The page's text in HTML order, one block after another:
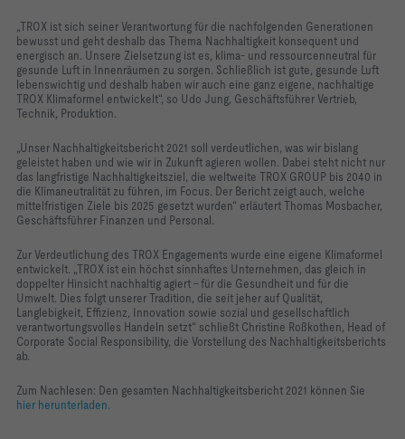
„TROX ist sich seiner Verantwortung für die nachfolgenden Generationen
bewusst und geht deshalb das Thema Nachhaltigkeit konsequent und
energisch an. Unsere Zielsetzung ist es, klima- und ressourcenneutral für
gesunde Luft in Innenräumen zu sorgen. Schließlich ist gute, gesunde Luft
lebenswichtig und deshalb haben wir auch eine ganz eigene, nachhaltige
TROX Klimaformel entwickelt“, so Udo Jung, Geschäftsführer Vertrieb,
Technik, Produktion.
„Unser Nachhaltigkeitsbericht 2021 soll verdeutlichen, was wir bislang
geleistet haben und wie wir in Zukunft agieren wollen. Dabei steht nicht nur
das langfristige Nachhaltigkeitsziel, die weltweite TROX GROUP bis 2040 in
die Klimaneutralität zu führen, im Focus. Der Bericht zeigt auch, welche
mittelfristigen Ziele bis 2025 gesetzt wurden“ erläutert Thomas Mosbacher,
Geschäftsführer Finanzen und Personal.
Zur Verdeutlichung des TROX Engagements wurde eine eigene Klimaformel
entwickelt. „TROX ist ein höchst sinnhaftes Unternehmen, das gleich in
doppelter Hinsicht nachhaltig agiert – für die Gesundheit und für die
Umwelt. Dies folgt unserer Tradition, die seit jeher auf Qualität,
Langlebigkeit, Effizienz, Innovation sowie sozial und gesellschaftlich
verantwortungsvolles Handeln setzt“ schließt Christine Roßkothen, Head of
Corporate Social Responsibility, die Vorstellung des Nachhaltigkeitsberichts
ab.
Zum Nachlesen: Den gesamten Nachhaltigkeitsbericht 2021 können Sie
hier herunterladen.